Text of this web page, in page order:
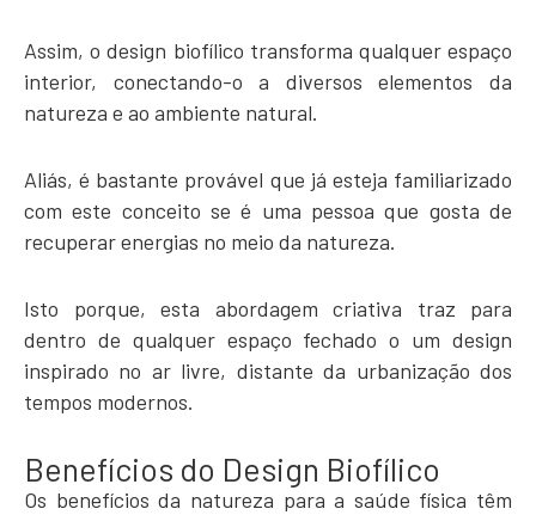
Assim, o design biofílico transforma qualquer espaço
interior, conectando-o a diversos elementos da
natureza e ao ambiente natural.
Aliás, é bastante provável que já esteja familiarizado
com este conceito se é uma pessoa que gosta de
recuperar energias no meio da natureza.
Isto porque, esta abordagem criativa traz para
dentro de qualquer espaço fechado o um design
inspirado no ar livre, distante da urbanização dos
tempos modernos.
Benefícios do Design Biofílico
Os benefícios da natureza para a saúde física têm